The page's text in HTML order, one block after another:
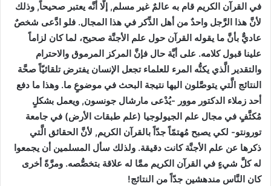
في القرآن الكريم قام به عالمٌ غير مسلم, إلَّا أنَّه يعتبر صحيحاً, وذلك
لأنَّ هذا الرَّجل واحدٌ من أهل الذِّكر في هذا المجال. فلو ادَّعى شخصٌ
عاديٌّ بأنَّ ما يقوله القرآن حول علم الأجنَّة صحيح، لما كان لزاماً
علينا قبول كلامه. على أيَّة حال فإنَّ المركز المرموق والاحترام
والتقدير الَّذي يكنُّه المرء للعلماء تجعل الإنسان يفترض تلقائيّاً صحَّة
النتائج الَّتي يتوصَّلون اليها نتيجة البحث في موضوعٍ ما. وهذا ما دفع
أحد زملاء الدكتور موور -يُدْعى مارشال جونسون, ويعمل بشكلٍ
مُكثَّفٍ في مجال علم الجيولوجيا (علم طبقات الأرض) في جامعة
تورونتو- لكي يصبح مُهتمّاً جدّاً بالقرآن الكريم, لأنَّ الحقائق الَّتي
ذكرها عن علم الأجنَّة كانت دقيقة. ولذلك سأل المسلمين أن يجمعوا
له كلَّ شيءٍ في القرآن الكريم ممَّا له علاقة بتخصُّصه. ومرَّةً أخرى
كان النَّاس مندهشين جدّاً من النتائج!